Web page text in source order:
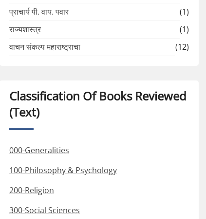
प्राचार्य पी. वाय. पवार
(1)
राज्यशास्त्र
(1)
वाचन संकल्प महाराष्ट्राचा
(12)
Classification Of Books Reviewed
(Text)
000-Generalities
100-Philosophy & Psychology
200-Religion
300-Social Sciences